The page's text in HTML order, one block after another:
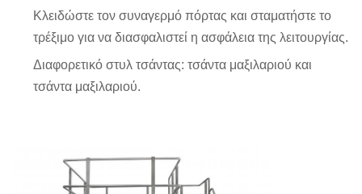
Κλειδώστε τον συναγερμό πόρτας και σταματήστε το
τρέξιμο για να διασφαλιστεί η ασφάλεια της λειτουργίας.
Διαφορετικό στυλ τσάντας: τσάντα μαξιλαριού και
τσάντα μαξιλαριού.